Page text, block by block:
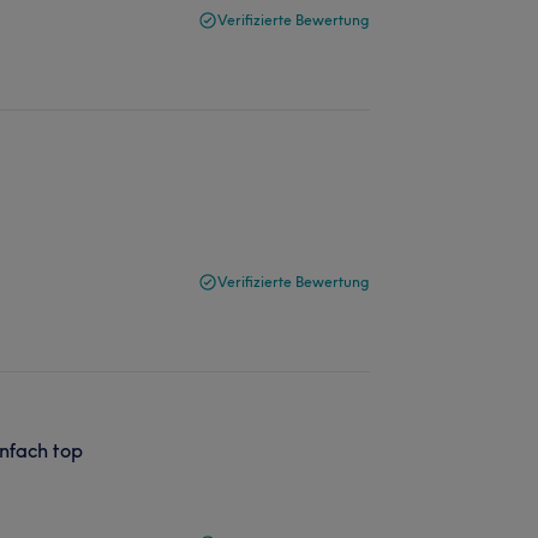
Verifizierte Bewertung
Verifizierte Bewertung
top